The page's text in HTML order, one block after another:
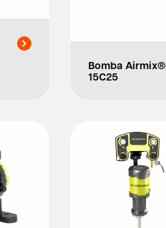
Bomba Airmix®
15C25